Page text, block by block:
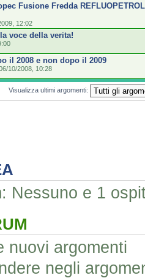
Fusione Fredda
12:02
voce della verita!
il 2008 e non dopo il 2009
10/2008, 10:28
Visualizza ultimi argomenti:
Nessuno e 1
nuovi argomenti
negli